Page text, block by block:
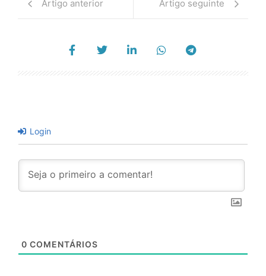
Artigo anterior Artigo seguinte
Login
0 COMENTÁRIOS